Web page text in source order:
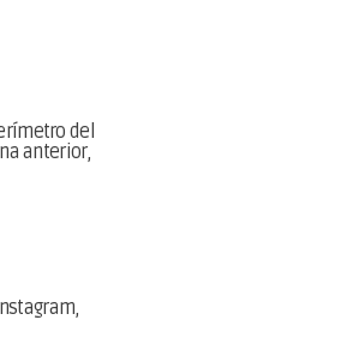
del
anterior,